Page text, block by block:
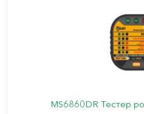
MS6860DR Тестер